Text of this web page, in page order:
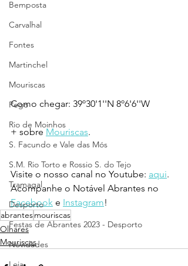
Bemposta
Carvalhal
Fontes
Martinchel
Mouriscas
Pego
Rio de Moinhos
S. Facundo e Vale das Mós
S.M. Rio Torto e Rossio S. do Tejo
Tramagal
Desporto
Festas de Abrantes 2023 - Desporto
Novidades
Como chegar: 39º30'1''N 8º6'6''W
+ sobre Mouriscas.
Visite o nosso canal no Youtube: aqui.
Acompanhe o Notável Abrantes no
Facebook e Instagram!
abrantesmouriscas
Olhares
Mouriscas